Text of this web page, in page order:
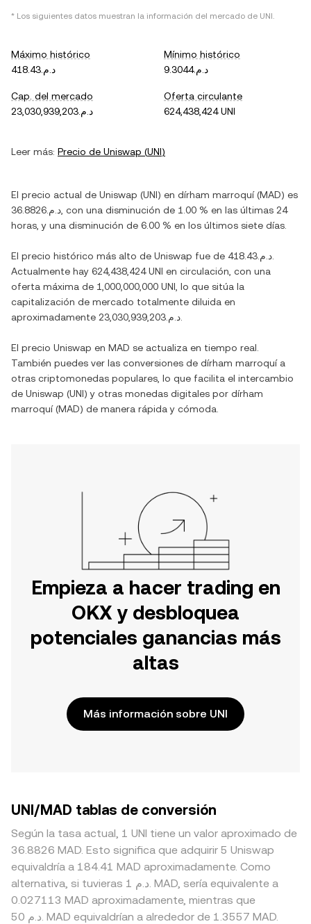
* Los siguientes datos muestran la información del mercado de UNI.
Máximo histórico
د.م.418.43
Mínimo histórico
د.م.9.3044
Cap. del mercado
د.م.23,030,939,203
Oferta circulante
624,438,424 UNI
Leer más: Precio de Uniswap (UNI)
El precio actual de Uniswap (UNI) en dírham marroquí(MAD) es
د.م.36.8826 , con una disminución de 1.00 % en las últimas 24
horas, y una disminución de 6.00 % en los últimos siete días.
El precio histórico más alto de Uniswap fue de د.م.418.43
Actualmente hay 624,438,424 UNI en circulación, con una
oferta máxima de 1,000,000,000 UNI , lo que sitúa la
capitalización de mercado totalmente diluida en
aproximadamente
د.م.23,030,939,203
El precio Uniswap en MAD se actualiza en tiempo real.
También puedes ver las conversiones de dírham marroquía
otras criptomonedas populares, lo que facilita el intercambio
de Uniswap (UNI) y otras monedas digitales por dírham
marroquí(MAD) de manera rápida y cómoda.
Empieza a hacer trading en
OKX y desbloquea
potenciales ganancias más
altas
Más información sobre UNI
UNI/MAD tablas de conversión
Según la tasa actual, 1 UNI tiene un valor aproximado de
36.8826 MAD. Esto significa que adquirir 5 Uniswap
equivaldría a 184.41 MAD aproximadamente. Como
alternativa, si tuvieras 1 د.م. MAD, sería equivalente a
0.027113 MAD aproximadamente, mientras que
50 د.م. MAD equivaldrían a alrededor de 1.3557 MAD.